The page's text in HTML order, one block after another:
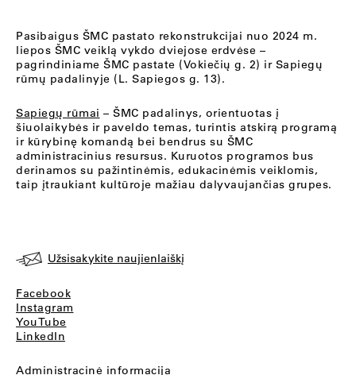
Pasibaigus ŠMC pastato rekonstrukcijai nuo 2024 m.
liepos ŠMC veiklą vykdo dviejose erdvėse –
pagrindiniame ŠMC pastate (Vokiečių g. 2) ir Sapiegų
rūmų padalinyje (L. Sapiegos g. 13).
Sapiegų rūmai – ŠMC padalinys, orientuotas į
šiuolaikybės ir paveldo temas, turintis atskirą programą
ir kūrybinę komandą bei bendrus su ŠMC
administracinius resursus. Kuruotos programos bus
derinamos su pažintinėmis, edukacinėmis veiklomis,
taip įtraukiant kultūroje mažiau dalyvaujančias grupes.
Užsisakykite naujienlaiškį
Facebook
Instagram
YouTube
LinkedIn
Administracinė informacija